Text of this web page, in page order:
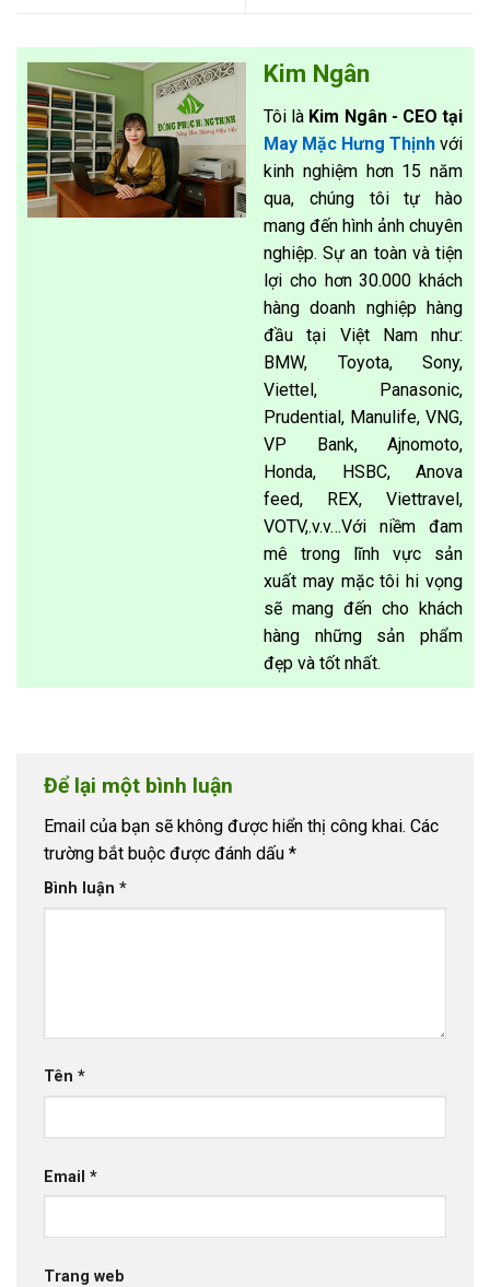
Kim Ngân
Tôi là Kim Ngân - CEO tại
May Mặc Hưng Thịnh với
kinh nghiệm hơn 15 năm
qua, chúng tôi tự hào
mang đến hình ảnh chuyên
nghiệp. Sự an toàn và tiện
lợi cho hơn 30.000 khách
hàng doanh nghiệp hàng
đầu tại Việt Nam như:
BMW, Toyota, Sony,
Viettel, Panasonic,
Prudential, Manulife, VNG,
VP Bank, Ajnomoto,
Honda, HSBC, Anova
feed, REX, Viettravel,
VOTV,.v.v…Với niềm đam
mê trong lĩnh vực sản
xuất may mặc tôi hi vọng
sẽ mang đến cho khách
hàng những sản phẩm
đẹp và tốt nhất.
Để lại một bình luận
Email của bạn sẽ không được hiển thị công khai. Các
trường bắt buộc được đánh dấu *
Bình luận *
Tên *
Email *
Trang web